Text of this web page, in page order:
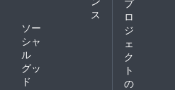
ス
ソー
シャ
ル
グッ
ド
プ
ロ
ジ
ェ
ク
ト
の